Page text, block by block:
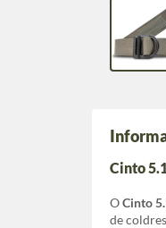
Cinto
OCinto
de